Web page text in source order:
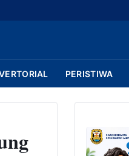
PERISTIWA